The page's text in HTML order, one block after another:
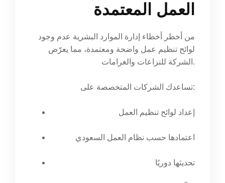
العمل المعتمدة
من أخطر أخطاء إدارة الموارد البشرية عدم وجود
لوائح تنظيم عمل واضحة ومعتمدة، مما يعرّض
الشركة للنزاعات والغرامات.
تساعدك الشركات المتخصصة على:
إعداد لوائح تنظيم العمل
اعتمادها حسب نظام العمل السعودي
تحديثها دوريًا